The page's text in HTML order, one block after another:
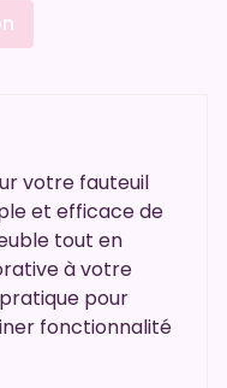
votre fauteuil
et efficace de
tout en
à votre
pour
fonctionnalité